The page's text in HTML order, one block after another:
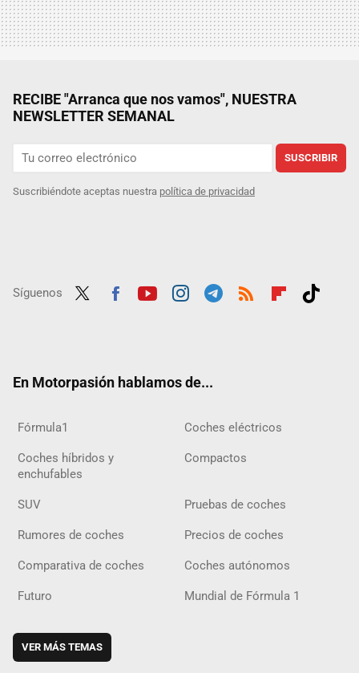
RECIBE "Arranca que nos vamos", NUESTRA
NEWSLETTER SEMANAL
SUSCRIBIR
Suscribiéndote aceptas nuestra política de privacidad
Síguenos
En Motorpasión hablamos de...
Fórmula1 Coches eléctricos
Coches híbridos y
enchufables
Compactos
SUV Pruebas de coches
Rumores de coches Precios de coches
Comparativa de coches Coches autónomos
Futuro Mundial de Fórmula 1
VER MÁS TEMAS